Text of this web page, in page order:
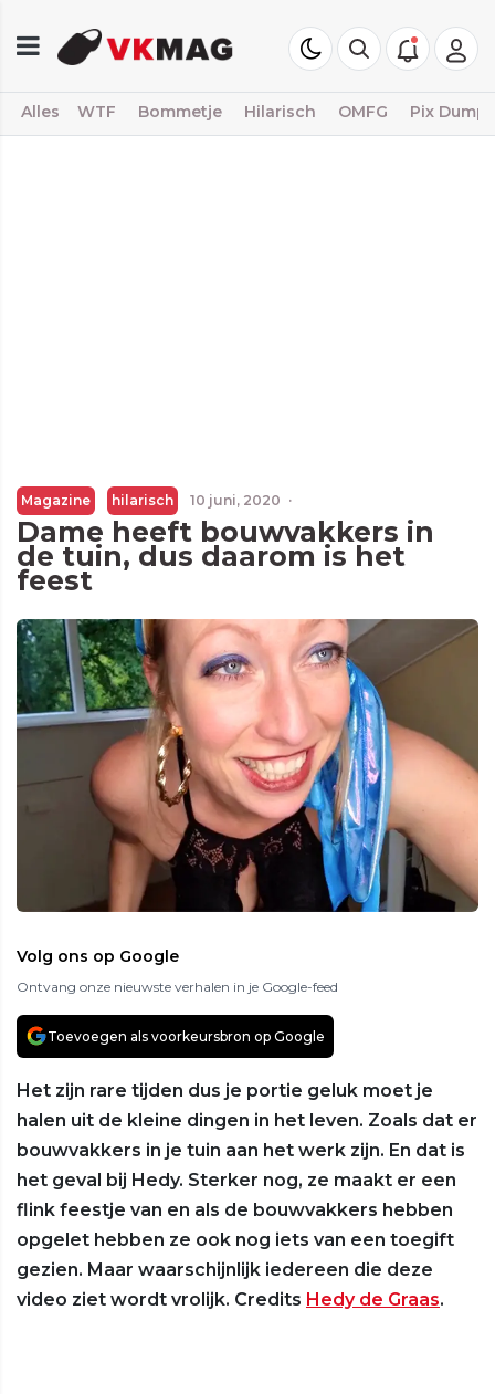
Alles WTF Bommetje Hilarisch OMFG Pix Dump
Magazine hilarisch 10 juni, 2020 ·
Dame heeft bouwvakkers in
de tuin, dus daarom is het
feest
Volg ons op Google
Ontvang onze nieuwste verhalen in je Google-feed
Toevoegen als voorkeursbron op Google
Het zijn rare tijden dus je portie geluk moet je
halen uit de kleine dingen in het leven. Zoals dat er
bouwvakkers in je tuin aan het werk zijn. En dat is
het geval bij Hedy. Sterker nog, ze maakt er een
flink feestje van en als de bouwvakkers hebben
opgelet hebben ze ook nog iets van een toegift
gezien. Maar waarschijnlijk iedereen die deze
video ziet wordt vrolijk. Credits Hedy de Graas.